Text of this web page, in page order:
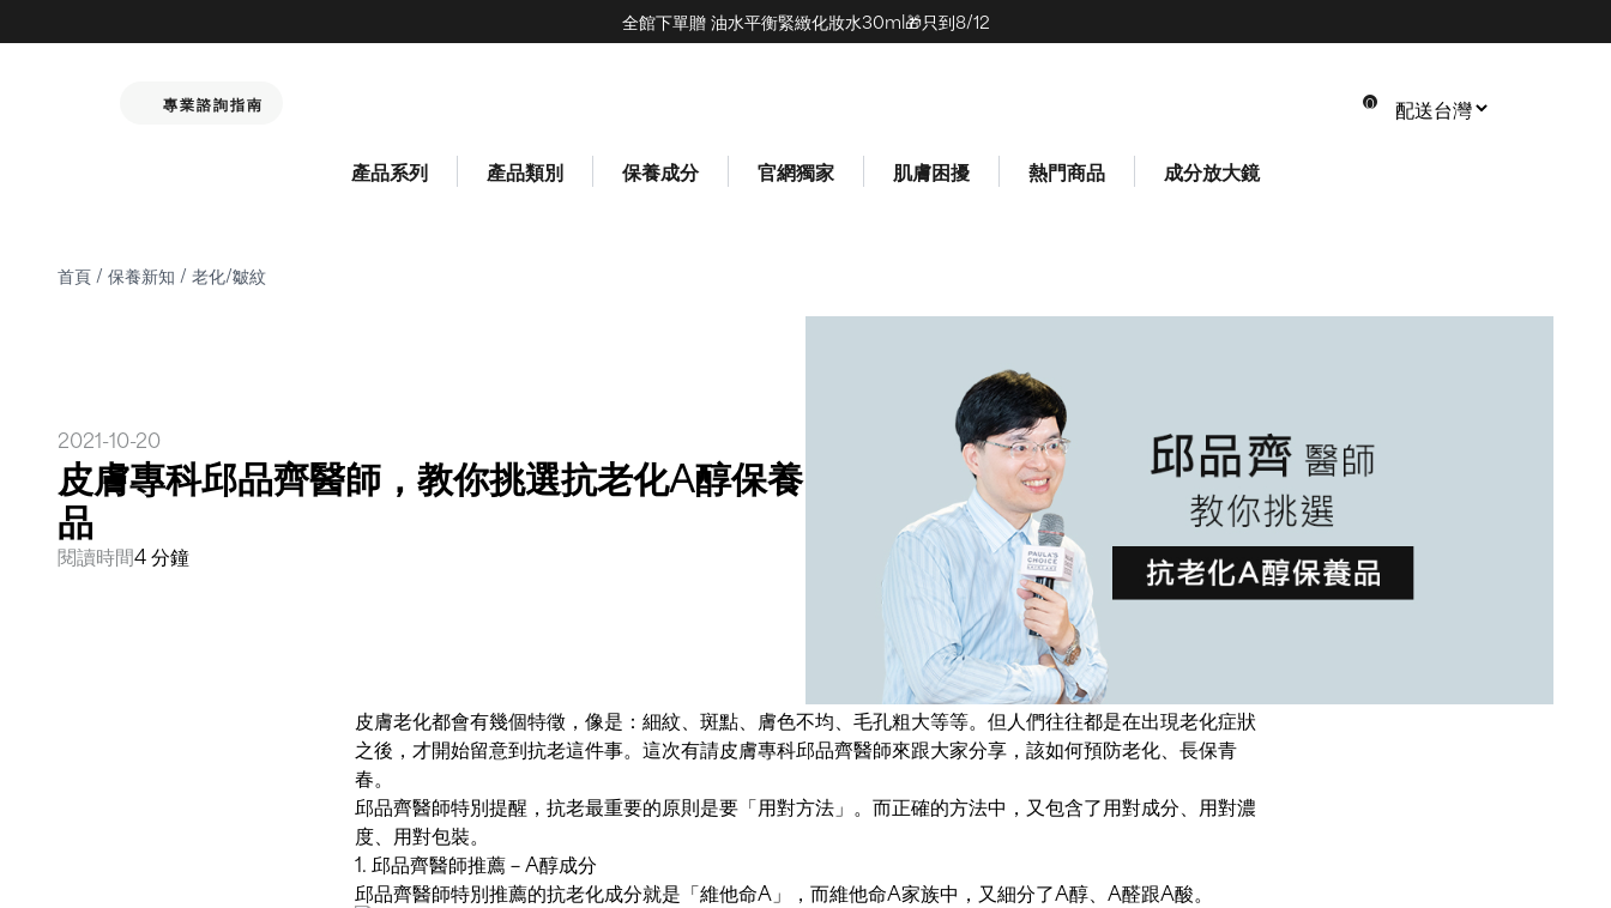
全館下單贈 油水平衡緊緻化妝水30ml🎁只到8/12
專業諮詢指南 0
產品系列 產品類別 保養成分 官網獨家 肌膚困擾 熱門商品 成分放大鏡
首頁 / 保養新知 / 老化/皺紋
2021-10-20
皮膚專科邱品齊醫師，教你挑選抗老化A醇保養
品
閱讀時間4 分鐘
皮膚老化都會有幾個特徵，像是：細紋、斑點、膚色不均、毛孔粗大等等。但人們往往都是在出現老化症狀
之後，才開始留意到抗老這件事。這次有請皮膚專科邱品齊醫師來跟大家分享，該如何預防老化、長保青
春。
邱品齊醫師特別提醒，抗老最重要的原則是要「用對方法」。而正確的方法中，又包含了用對成分、用對濃
度、用對包裝。
1. 邱品齊醫師推薦－A醇成分
邱品齊醫師特別推薦的抗老化成分就是「維他命A」，而維他命A家族中，又細分了A醇、A醛跟A酸。